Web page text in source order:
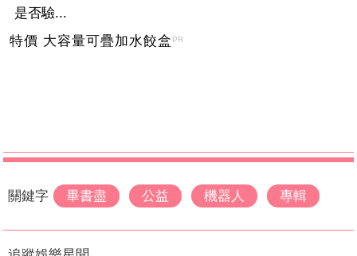
是否驗...
特價 大容量可疊加水餃盒 PR
關鍵字 畢書盡 公益 機器人 專輯